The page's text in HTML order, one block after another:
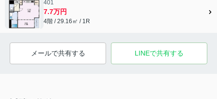
401
7.7万円
4階 / 29.16㎡ / 1R
メールで共有する LINEで共有する